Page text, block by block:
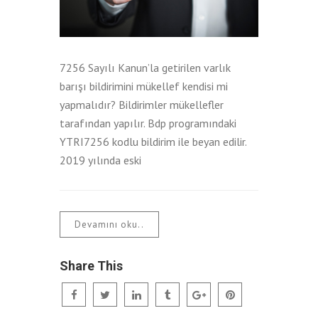
7256 Sayılı Kanun’la getirilen varlık
barışı bildirimini mükellef kendisi mi
yapmalıdır? Bildirimler mükellefler
tarafından yapılır. Bdp programındaki
YTRI7256 kodlu bildirim ile beyan edilir.
2019 yılında eski
Devamını oku..
Share This